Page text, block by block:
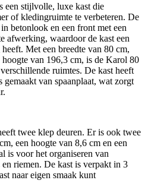
een stijlvolle, luxe kast die
of kledingruimte te verbeteren. De
betonlook en een front met een
afwerking, waardoor de kast een
Met een breedte van 80 cm,
van 196,3 cm, is de Karol 80
ruimtes. De kast heeft
van spaanplaat, wat zorgt
twee klep deuren. Er is ook twee
een hoogte van 8,6 cm en een
is voor het organiseren van
riemen. De kast is verpakt in 3
naar eigen smaak kunt